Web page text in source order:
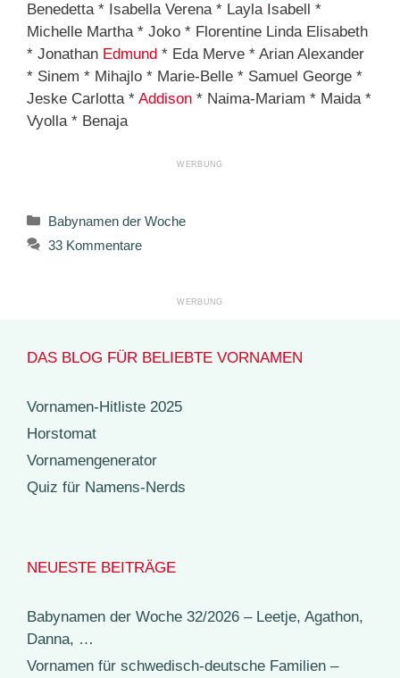
Benedetta * Isabella Verena * Layla Isabell *
Michelle Martha * Joko * Florentine Linda Elisabeth
* Jonathan Edmund * Eda Merve * Arian Alexander
* Sinem * Mihajlo * Marie-Belle * Samuel George *
Jeske Carlotta * Addison * Naima-Mariam * Maida *
Vyolla * Benaja
Kategorien
Babynamen der Woche
33 Kommentare
DAS BLOG FÜR BELIEBTE VORNAMEN
Vornamen-Hitliste 2025
Horstomat
Vornamengenerator
Quiz für Namens-Nerds
NEUESTE BEITRÄGE
Babynamen der Woche 32/2026 – Leetje, Agathon,
Danna, …
Vornamen für schwedisch-deutsche Familien –